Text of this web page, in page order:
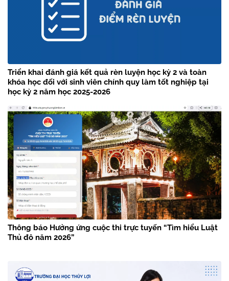
Triển khai đánh giá kết quả rèn luyện học kỳ 2 và toàn
khóa học đối với sinh viên chính quy làm tốt nghiệp tại
học kỳ 2 năm học 2025-2026
Thông báo Hưởng ứng cuộc thi trực tuyến “Tìm hiểu Luật
Thủ đô năm 2026”